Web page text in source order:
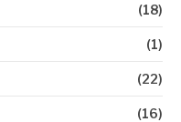
(18)
(1)
(22)
(16)